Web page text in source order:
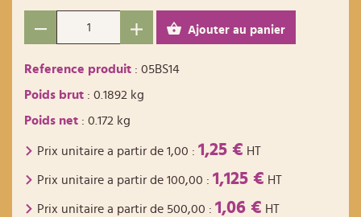
Ajouter au panier
Reference produit : 05BS14
Poids brut : 0.1892 kg
Poids net : 0.172 kg
Prix unitaire a partir de 1,00 : 1,25 € HT
Prix unitaire a partir de 100,00 : 1,125 € HT
Prix unitaire a partir de 500,00 : 1,06 € HT